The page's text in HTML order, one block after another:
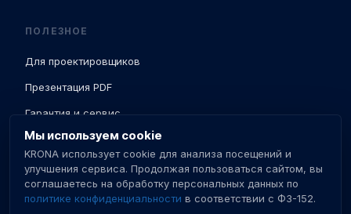
ПОЛЕЗНОЕ
Для проектировщиков
Презентация PDF
Гарантия и сервис
Доставка и ПНР
База знаний
Сертификаты
Мы используем cookie
KRONA использует cookie для анализа посещений и
улучшения сервиса. Продолжая пользоваться сайтом, вы
соглашаетесь на обработку персональных данных по
политике конфиденциальности в соответствии с ФЗ-152.